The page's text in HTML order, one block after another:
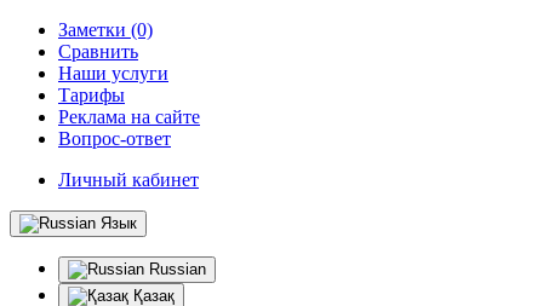
Заметки (0)
Сравнить
Наши услуги
Тарифы
Реклама на сайте
Вопрос-ответ
Личный кабинет
Язык
Russian
Қазақ